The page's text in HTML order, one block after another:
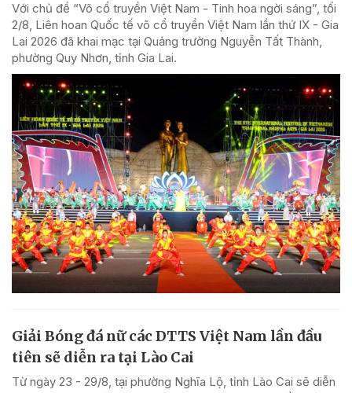
Với chủ đề “Võ cổ truyền Việt Nam - Tinh hoa ngời sáng”, tối
2/8, Liên hoan Quốc tế võ cổ truyền Việt Nam lần thứ IX - Gia
Lai 2026 đã khai mạc tại Quảng trường Nguyễn Tất Thành,
phường Quy Nhơn, tỉnh Gia Lai.
Giải Bóng đá nữ các DTTS Việt Nam lần đầu
tiên sẽ diễn ra tại Lào Cai
Từ ngày 23 - 29/8, tại phường Nghĩa Lộ, tỉnh Lào Cai sẽ diễn